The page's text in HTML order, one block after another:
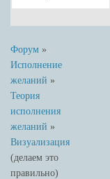
Форум »
Исполнение
желаний »
Теория
исполнения
желаний »
Визуализация
(делаем это
правильно)